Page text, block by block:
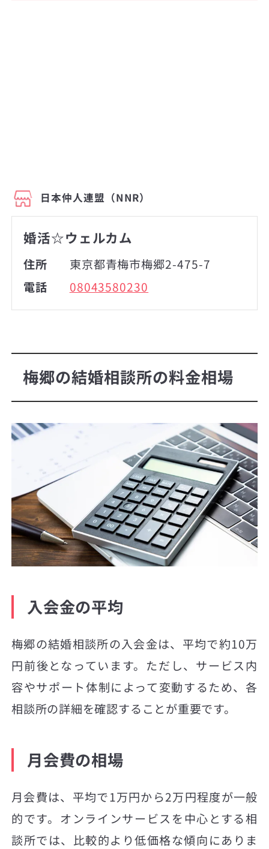
日本仲人連盟（NNR）
婚活☆ウェルカム
住所
東京都青梅市梅郷2-475-7
電話
08043580230
梅郷の結婚相談所の料金相場
入会金の平均
梅郷の結婚相談所の入会金は、平均で約10万
円前後となっています。ただし、サービス内
容やサポート体制によって変動するため、各
相談所の詳細を確認することが重要です。
月会費の相場
月会費は、平均で1万円から2万円程度が一般
的です。オンラインサービスを中心とする相
談所では、比較的より低価格な傾向にありま